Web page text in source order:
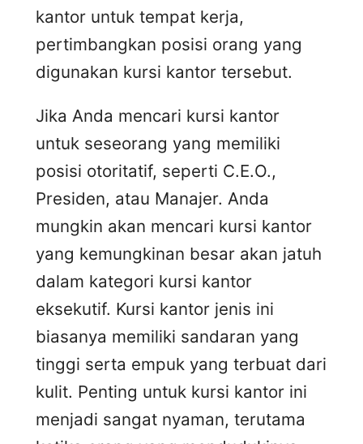
kantor untuk tempat kerja,
pertimbangkan posisi orang yang
digunakan kursi kantor tersebut.
Jika Anda mencari kursi kantor
untuk seseorang yang memiliki
posisi otoritatif, seperti C.E.O.,
Presiden, atau Manajer. Anda
mungkin akan mencari kursi kantor
yang kemungkinan besar akan jatuh
dalam kategori kursi kantor
eksekutif. Kursi kantor jenis ini
biasanya memiliki sandaran yang
tinggi serta empuk yang terbuat dari
kulit. Penting untuk kursi kantor ini
menjadi sangat nyaman, terutama